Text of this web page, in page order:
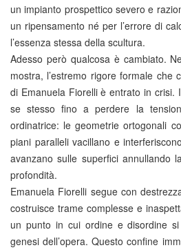
un impianto prospettico severo e
un ripensamento né per l’errore di
l’essenza stessa della scultura.
Adesso però qualcosa è cambiato.
mostra, l’estremo rigore formale che
di Emanuela Fiorelli è entrato in crisi.
se stesso fino a perdere la
ordinatrice: le geometrie ortogonali
piani paralleli vacillano e
avanzano sulle superfici annullando
profondità.
Emanuela Fiorelli segue con
costruisce trame complesse e
un punto in cui ordine e disordine
genesi dell’opera. Questo confine